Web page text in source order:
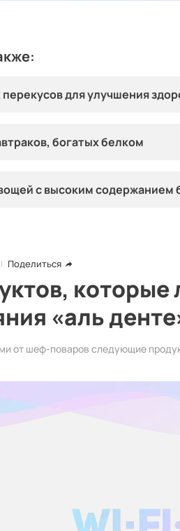
для улучшения
богатых белком
с высоким содержанием
Поделиться
которые
«аль
от шеф-поваров следующие